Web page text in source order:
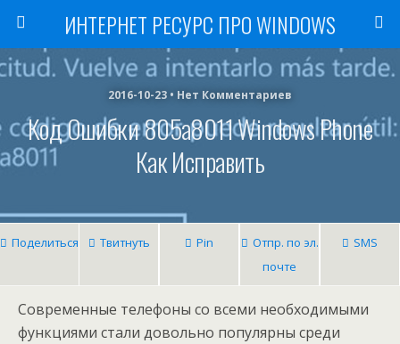
ИНТЕРНЕТ РЕСУРС ПРО WINDOWS
2016-10-23 • Нет Комментариев
Код Ошибки 805a8011 Windows Phone
Как Исправить
Поделиться Твитнуть Pin
Отпр. по эл.
почте
SMS
Современные телефоны со всеми необходимыми
функциями стали довольно популярны среди